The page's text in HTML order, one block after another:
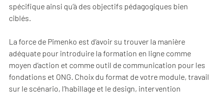
spécifique ainsi qu’à des objectifs pédagogiques bien
ciblés.
La force de Pimenko est d’avoir su trouver la manière
adéquate pour introduire la formation en ligne comme
moyen d’action et comme outil de communication pour les
fondations et ONG. Choix du format de votre module, travail
sur le scénario, l’habillage et le design, intervention